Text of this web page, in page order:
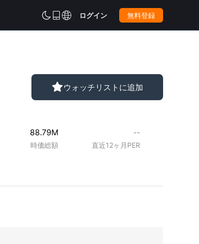
 ログイン 無料登録
ウォッチリストに追加
88.79M
時価総額
--
直近12ヶ月PER